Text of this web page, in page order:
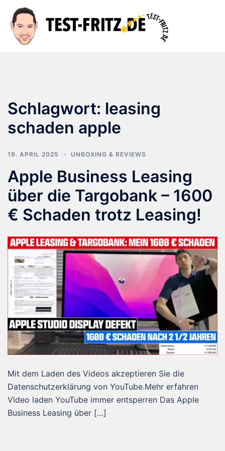
Inhalt
springen
Schlagwort: leasing
schaden apple
19. APRIL 2025 UNBOXING & REVIEWS
Apple Business Leasing
über die Targobank – 1600
€ Schaden trotz Leasing!
Mit dem Laden des Videos akzeptieren Sie die
Datenschutzerklärung von YouTube.Mehr erfahren
Video laden YouTube immer entsperren Das Apple
Business Leasing über […]